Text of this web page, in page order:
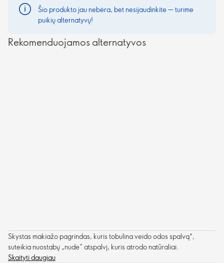
Šio produkto jau nebėra, bet nesijaudinkite — turime
puikių alternatyvų!
Rekomenduojamos alternatyvos
Skystas makiažo pagrindas, kuris tobulina veido odos spalvą*,
suteikia nuostabų „nude“ atspalvį, kuris atrodo natūraliai.
Skaityti daugiau